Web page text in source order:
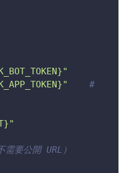
#
要公開 URL）